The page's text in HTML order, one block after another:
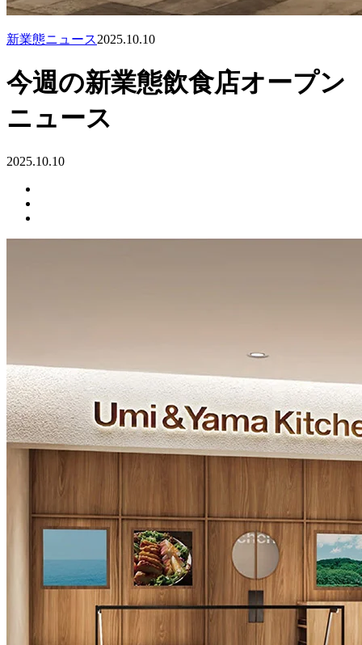
新業態ニュース2025.10.10
今週の新業態飲食店オープン
ニュース
2025.10.10